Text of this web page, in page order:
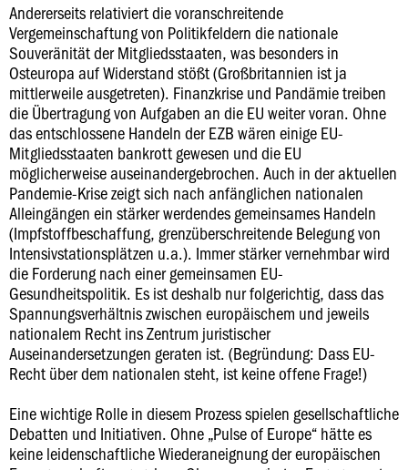
Andererseits relativiert die voranschreitende
Vergemeinschaftung von Politikfeldern die nationale
Souveränität der Mitgliedsstaaten, was besonders in
Osteuropa auf Widerstand stößt (Großbritannien ist ja
mittlerweile ausgetreten). Finanzkrise und Pandämie treiben
die Übertragung von Aufgaben an die EU weiter voran. Ohne
das entschlossene Handeln der EZB wären einige EU-
Mitgliedsstaaten bankrott gewesen und die EU
möglicherweise auseinandergebrochen. Auch in der aktuellen
Pandemie-Krise zeigt sich nach anfänglichen nationalen
Alleingängen ein stärker werdendes gemeinsames Handeln
(Impfstoffbeschaffung, grenzüberschreitende Belegung von
Intensivstationsplätzen u.a.). Immer stärker vernehmbar wird
die Forderung nach einer gemeinsamen EU-
Gesundheitspolitik. Es ist deshalb nur folgerichtig, dass das
Spannungsverhältnis zwischen europäischem und jeweils
nationalem Recht ins Zentrum juristischer
Auseinandersetzungen geraten ist. (Begründung: Dass EU-
Recht über dem nationalen steht, ist keine offene Frage!)
Eine wichtige Rolle in diesem Prozess spielen gesellschaftliche
Debatten und Initiativen. Ohne „Pulse of Europe“ hätte es
keine leidenschaftliche Wiederaneignung der europäischen